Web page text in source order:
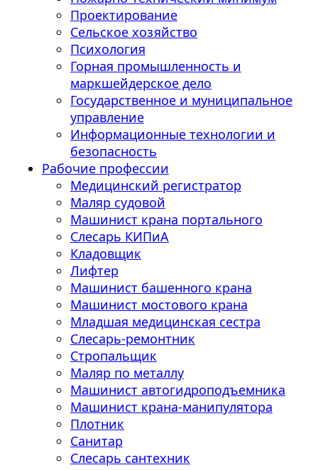
Проектирование
Сельское хозяйство
Психология
Горная промышленность и
маркшейдерское дело
Государственное и муниципальное
управление
Информационные технологии и
безопасность
Рабочие профессии
Медицинский регистратор
Маляр судовой
Машинист крана портального
Слесарь КИПиА
Кладовщик
Лифтер
Машинист башенного крана
Машинист мостового крана
Младшая медицинская сестра
Слесарь-ремонтник
Стропальщик
Маляр по металлу
Машинист автогидроподъемника
Машинист крана-манипулятора
Плотник
Санитар
Слесарь сантехник